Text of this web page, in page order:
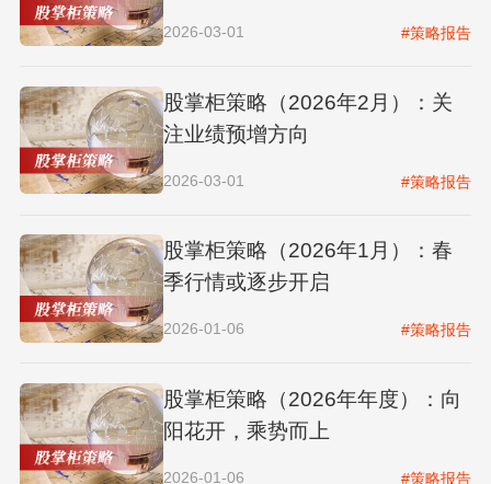
2026-03-01 #策略报告
股掌柜策略（2026年2月）：关
注业绩预增方向
2026-03-01 #策略报告
股掌柜策略（2026年1月）：春
季行情或逐步开启
2026-01-06 #策略报告
股掌柜策略（2026年年度）：向
阳花开，乘势而上
2026-01-06 #策略报告